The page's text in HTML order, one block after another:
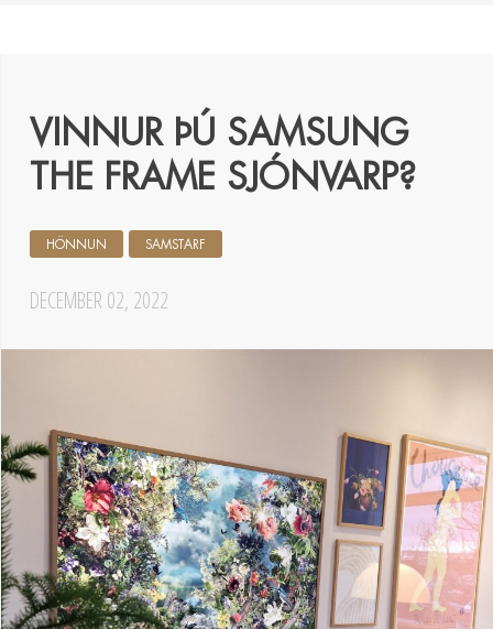
VINNUR ÞÚ SAMSUNG
THE FRAME SJÓNVARP?
DECEMBER 02, 2022
HÖNNUN SAMSTARF